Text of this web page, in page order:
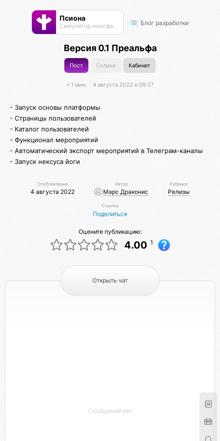
Псиона
Cимулятор ноосферы Блог разработки
Версия 0.1 Преальфа
Пост Солики Кабинет
< 1 мин. 4 августа 2022 в 09:27
- Запуск основы платформы
- Страницы пользователей
- Каталог пользователей
- Функционал мероприятий
- Автоматический экспорт мероприятий в Телеграм-каналы
- Запуск нексуса йоги
Опубликовано
4 августа 2022
Автор
Марс Драконис
Рубрики:
Релизы
Ссылка
Поделиться
Оцените публикацию:
4.00 1
Открыть чат
Сообщений нет